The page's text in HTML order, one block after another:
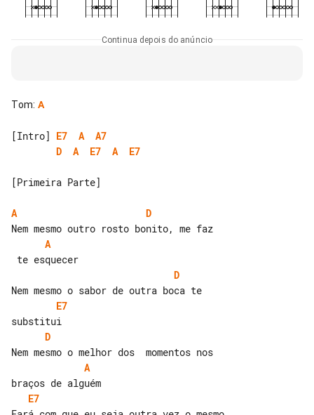
Continua depois do anúncio
Tom: A
[Intro] E7 A
A7
D
A E7 A E7
[Primeira Parte]
A
D
A
D
E7
D
A
E7